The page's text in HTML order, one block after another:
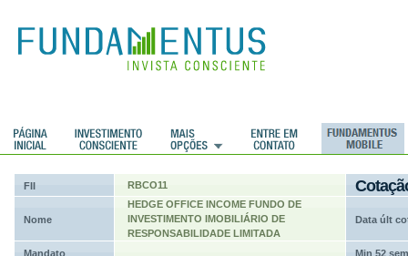
FII RBCO11
Nome
HEDGE OFFICE INCOME FUNDO DE
INVESTIMENTO IMOBILIÁRIO DE
RESPONSABILIDADE LIMITADA
Data últ
Mandato Min 52 sem